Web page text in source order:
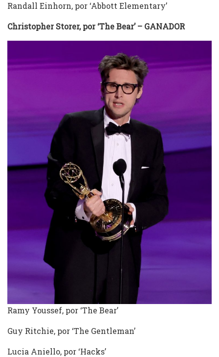
Randall Einhorn, por ‘Abbott Elementary’
Christopher Storer, por ‘The Bear’ – GANADOR
Ramy Youssef, por ‘The Bear’
Guy Ritchie, por ‘The Gentleman’
Lucia Aniello, por ‘Hacks’